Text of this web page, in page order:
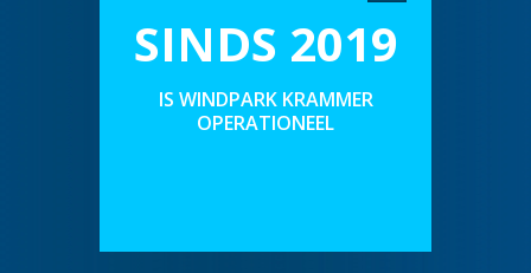
SINDS 2019
IS WINDPARK KRAMMER
OPERATIONEEL